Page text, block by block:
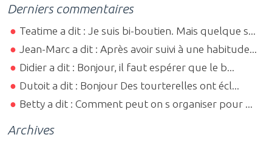
Derniers commentaires
Teatime a dit : Je suis bi-boutien. Mais quelque s...
Jean-Marc a dit : Après avoir suivi à une habitude...
Didier a dit : Bonjour, il faut espérer que le b...
Dutoit a dit : Bonjour Des tourterelles ont écl...
Betty a dit : Comment peut on s organiser pour ...
Archives